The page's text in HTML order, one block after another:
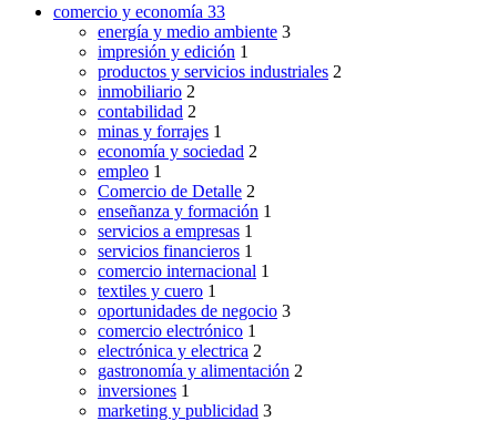
comercio y economía 33
energía y medio ambiente 3
impresión y edición 1
productos y servicios industriales 2
inmobiliario 2
contabilidad 2
minas y forrajes 1
economía y sociedad 2
empleo 1
Comercio de Detalle 2
enseñanza y formación 1
servicios a empresas 1
servicios financieros 1
comercio internacional 1
textiles y cuero 1
oportunidades de negocio 3
comercio electrónico 1
electrónica y electrica 2
gastronomía y alimentación 2
inversiones 1
marketing y publicidad 3